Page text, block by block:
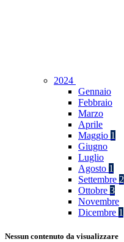
2024
Gennaio
Febbraio
Marzo
Aprile
Maggio 1
Giugno
Luglio
Agosto 1
Settembre 2
Ottobre 3
Novembre
Dicembre 1
Nessun contenuto da visualizzare